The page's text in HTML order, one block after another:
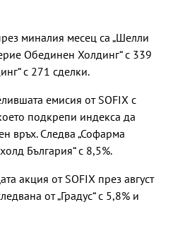
миналия месец са „Шелли
Обединен Холдинг“ с 339
с 271 сделки.
емисия от SOFIX с
подкрепи индекса да
връх. Следва „Софарма
България“ с 8,5%.
акция от SOFIX през август
от „Градус“ с 5,8% и